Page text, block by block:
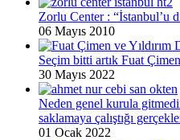
Zorlu Center : “İstanbul’u
06 Mayıs 2010
Seçim bitti artık Fuat
30 Mayıs 2022
Neden genel kurula
saklamaya çalıştığı
01 Ocak 2022